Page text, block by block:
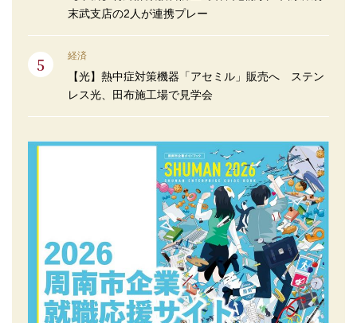
末武支店の2人が連携プレー
経済
【光】熱中症対策機器「アセミル」販売へ ステン
レス光、田布施工場で見学会